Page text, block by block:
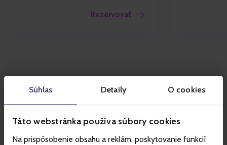
Súhlas Detaily O cookies
Táto webstránka používa súbory cookies
Na prispôsobenie obsahu a reklám, poskytovanie funkcií
Rezervovať
Vodné parky
Tatralandia a
Bešeňová
‹